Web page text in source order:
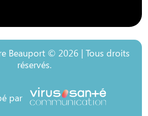
Beauport © 2026 | Tous droits
réservés.
par